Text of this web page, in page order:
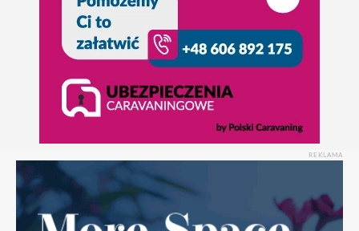
REKLAMA